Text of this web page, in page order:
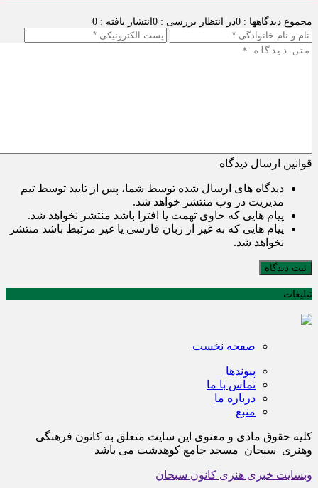
مجموع دیدگاهها : 0 در انتظار بررسی : 0 انتشار یافته : 0
قوانین ارسال دیدگاه
دیدگاه های ارسال شده توسط شما، پس از تایید توسط تیم
مدیریت در وب منتشر خواهد شد.
پیام هایی که حاوی تهمت یا افترا باشد منتشر نخواهد شد.
پیام هایی که به غیر از زبان فارسی یا غیر مرتبط باشد منتشر
نخواهد شد.
ثبت دیدگاه
تبلیغات
صفحه نخست
پیوندها
تماس با ما
درباره ما
منبع
کلیه حقوق مادی و معنوی این سایت متعلق به کانون فرهنگی
وهنری سبحان مسجد جامع کوهدشت می باشد
وبسایت خبری هنری کانون سبحان